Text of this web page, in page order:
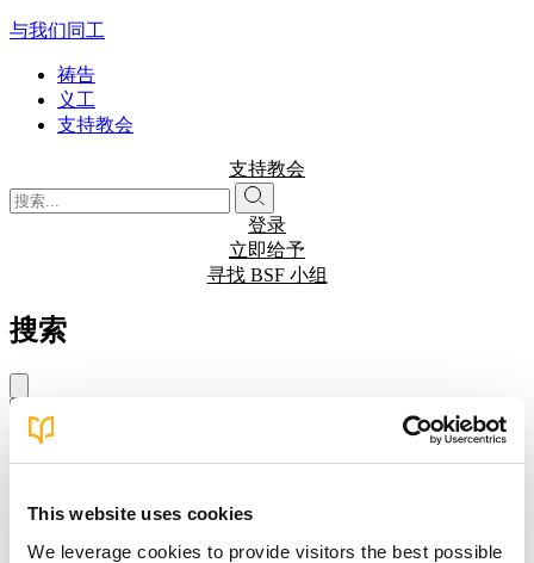
This website uses cookies
We leverage cookies to provide visitors the best possible
与我们同工
祷告
义工
支持教会
支持教会
登录
立即给予
寻找 BSF 小组
搜索
未找到结果。请尝试其他搜索词。